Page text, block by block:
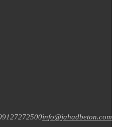
info@jahadbeton.com